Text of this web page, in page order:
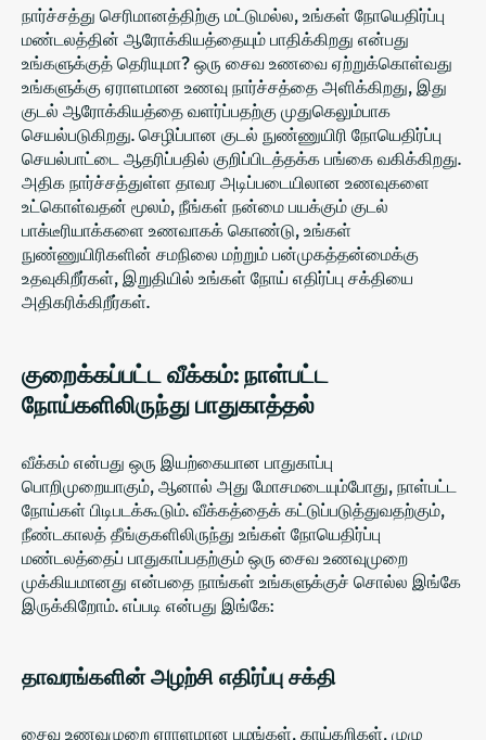
நார்ச்சத்து செரிமானத்திற்கு மட்டுமல்ல, உங்கள் நோயெதிர்ப்பு
மண்டலத்தின் ஆரோக்கியத்தையும் பாதிக்கிறது என்பது
உங்களுக்குத் தெரியுமா? ஒரு சைவ உணவை ஏற்றுக்கொள்வது
உங்களுக்கு ஏராளமான உணவு நார்ச்சத்தை அளிக்கிறது, இது
குடல் ஆரோக்கியத்தை வளர்ப்பதற்கு முதுகெலும்பாக
செயல்படுகிறது. செழிப்பான குடல் நுண்ணுயிரி நோயெதிர்ப்பு
செயல்பாட்டை ஆதரிப்பதில் குறிப்பிடத்தக்க பங்கை வகிக்கிறது.
அதிக நார்ச்சத்துள்ள தாவர அடிப்படையிலான உணவுகளை
உட்கொள்வதன் மூலம், நீங்கள் நன்மை பயக்கும் குடல்
பாக்டீரியாக்களை உணவாகக் கொண்டு, உங்கள்
நுண்ணுயிரிகளின் சமநிலை மற்றும் பன்முகத்தன்மைக்கு
உதவுகிறீர்கள், இறுதியில் உங்கள் நோய் எதிர்ப்பு சக்தியை
அதிகரிக்கிறீர்கள்.
குறைக்கப்பட்ட வீக்கம்: நாள்பட்ட
நோய்களிலிருந்து பாதுகாத்தல்
வீக்கம் என்பது ஒரு இயற்கையான பாதுகாப்பு
பொறிமுறையாகும், ஆனால் அது மோசமடையும்போது, ​​நாள்பட்ட
நோய்கள் பிடிபடக்கூடும். வீக்கத்தைக் கட்டுப்படுத்துவதற்கும்,
நீண்டகாலத் தீங்குகளிலிருந்து உங்கள் நோயெதிர்ப்பு
மண்டலத்தைப் பாதுகாப்பதற்கும் ஒரு சைவ உணவுமுறை
முக்கியமானது என்பதை நாங்கள் உங்களுக்குச் சொல்ல இங்கே
இருக்கிறோம். எப்படி என்பது இங்கே:
தாவரங்களின் அழற்சி எதிர்ப்பு சக்தி
சைவ உணவுமுறை ஏராளமான பழங்கள், காய்கறிகள், முழு